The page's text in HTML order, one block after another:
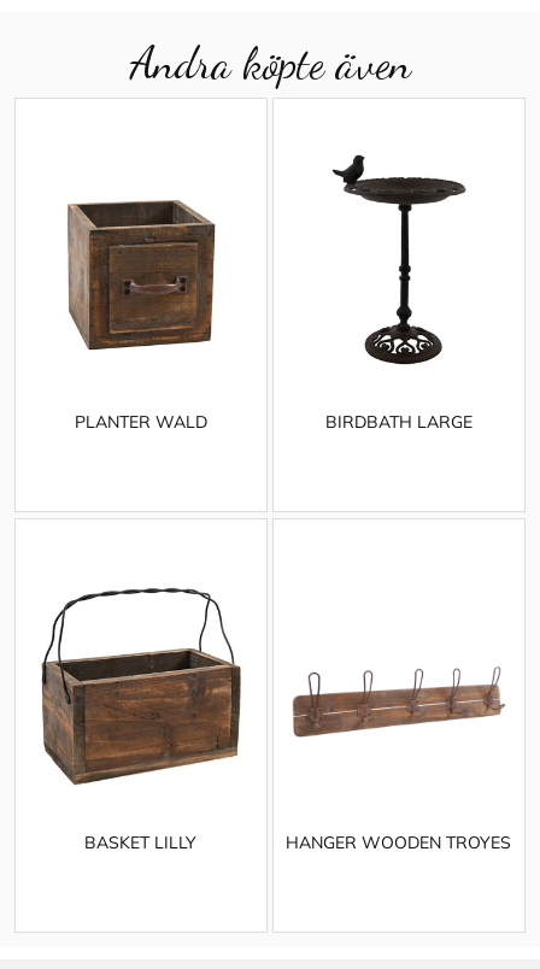
Andra köpte även
PLANTER WALD BIRDBATH LARGE
BASKET LILLY HANGER WOODEN TROYES